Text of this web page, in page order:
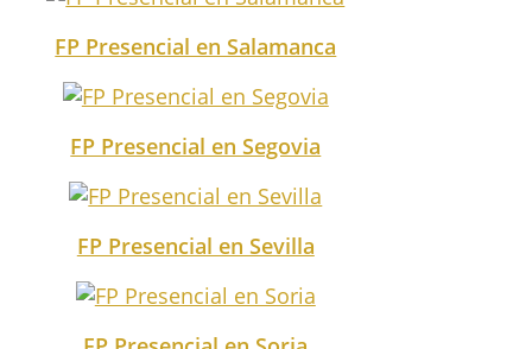
FP Presencial en Salamanca
FP Presencial en Segovia
FP Presencial en Sevilla